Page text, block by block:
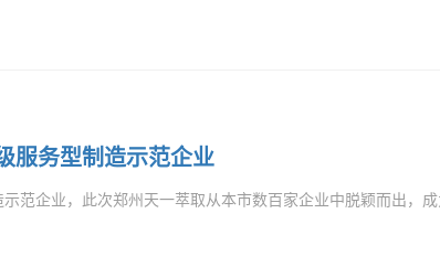
服务型制造示范企业
范企业，此次郑州天一萃取从本市数百家企业中脱颖而出，